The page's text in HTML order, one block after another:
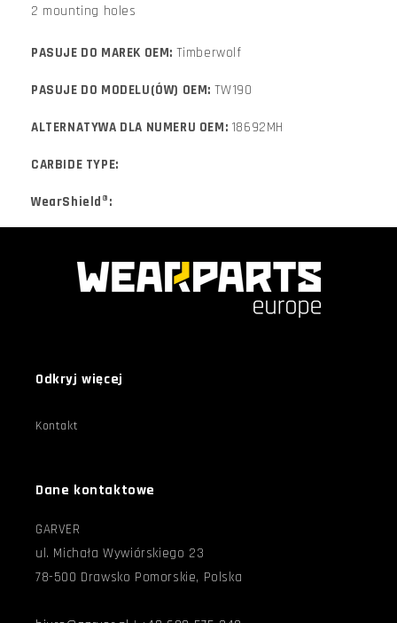
2 mounting holes
PASUJE DO MAREK OEM: Timberwolf
PASUJE DO MODELU(ÓW) OEM: TW190
ALTERNATYWA DLA NUMERU OEM: 18692MH
CARBIDE TYPE:
WearShield®:
Odkryj więcej
Kontakt
Dane kontaktowe
GARVER
ul. Michała Wywiórskiego 23
78-500 Drawsko Pomorskie, Polska